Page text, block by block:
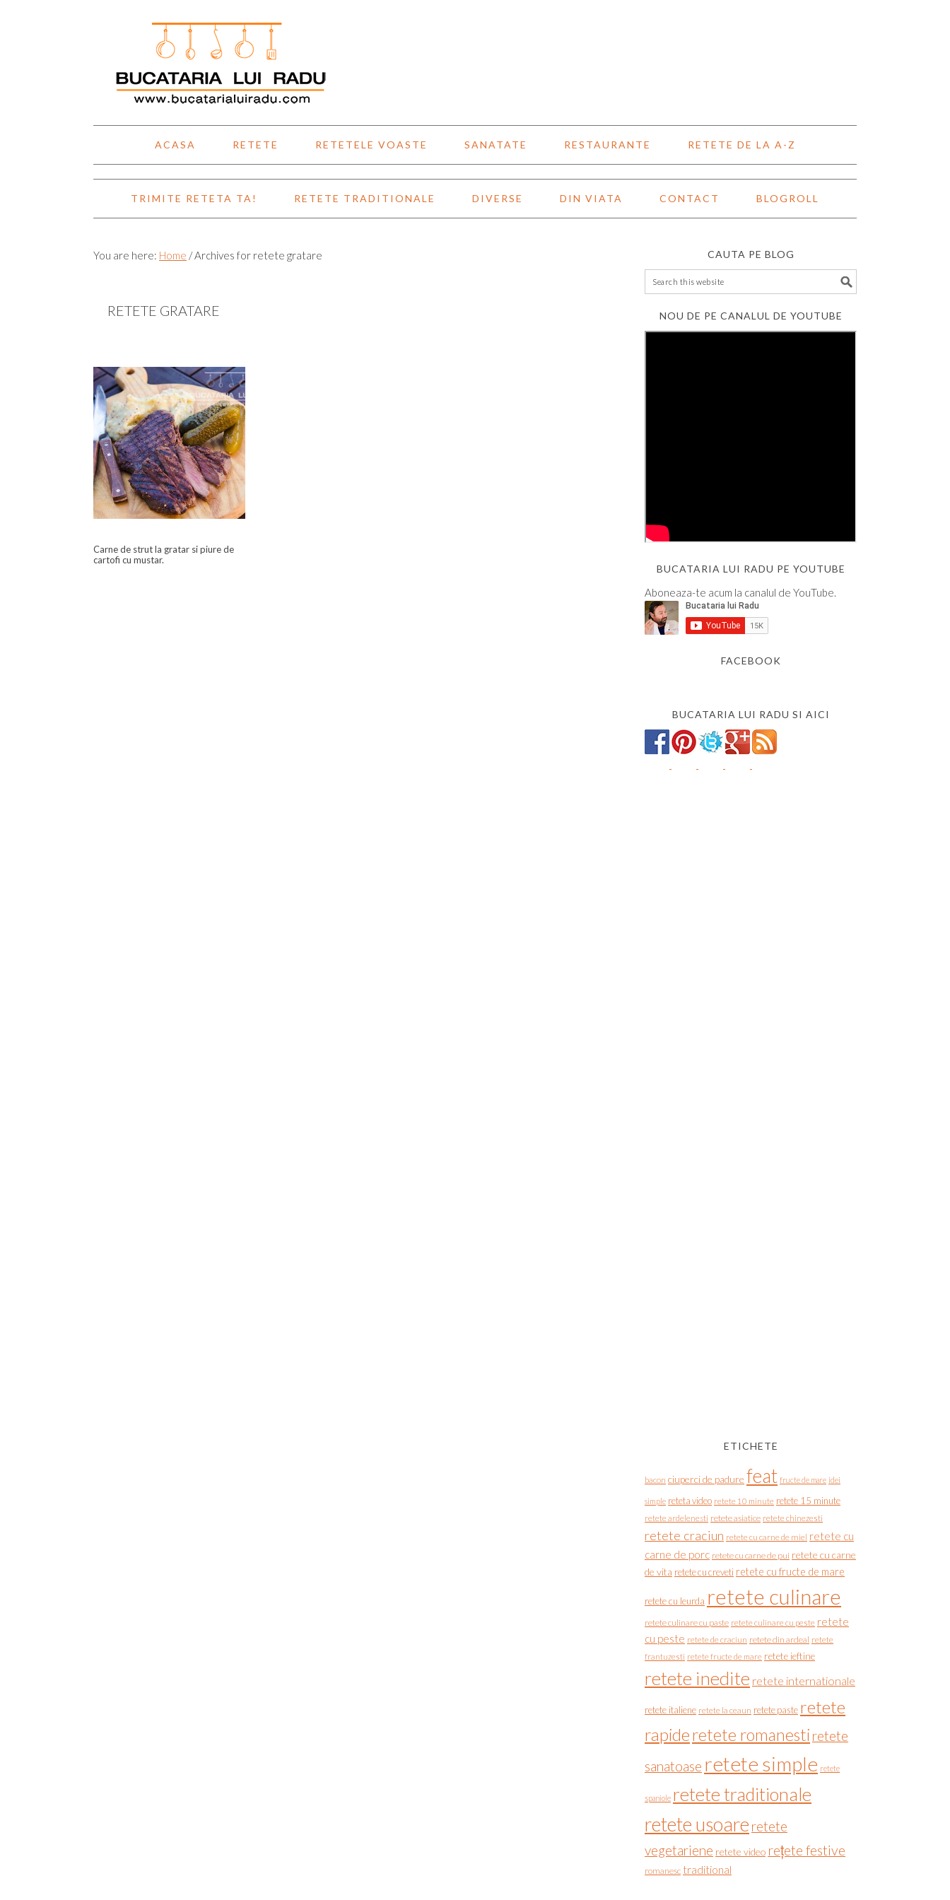
ACASA RETETE RETETELE VOASTE SANATATE RESTAURANTE RETETE DE LA A-Z
TRIMITE RETETA TA! RETETE TRADITIONALE DIVERSE DIN VIATA CONTACT BLOGROLL
You are here: Home /Archives for retete gratare
RETETE GRATARE
Carne de strut la gratar si piure de
cartofi cu mustar.
CAUTA PE BLOG
NOU DE PE CANALUL DE YOUTUBE
BUCATARIA LUI RADU PE YOUTUBE
Aboneaza-te acum la canalul de YouTube.
FACEBOOK
BUCATARIA LUI RADU SI AICI
ETICHETE
bacon ciuperci de padure feat fructe de mare idei
simple reteta video retete 10 minute retete 15 minute
retete ardelenesti retete asiatice retete chinezesti
retete craciun retete cu carne de miel retete cu
carne de porc retete cu carne de pui retete cu carne
de vita retete cu creveti retete cu fructe de mare
retete cu leurda retete culinare
retete culinare cu paste retete culinare cu peste retete
cu peste retete de craciun retete din ardeal retete
frantuzesti retete fructe de mare retete ieftine
retete inedite retete internationale
retete italiene retete la ceaun retete paste retete
rapideretete romanesti retete
sanatoase retete simple retete
spaniole retete traditionale
retete usoare retete
vegetariene retete video rețete festive
romanesc traditional